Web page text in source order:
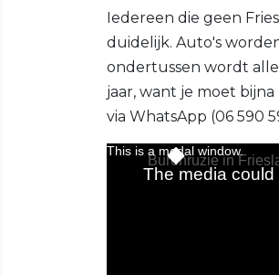
Iedereen die geen
duidelijk. Auto's
ondertussen wordt
jaar, want je moet
via WhatsApp (06 590